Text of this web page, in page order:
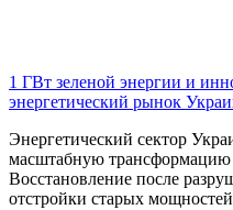
1 ГВт зеленой энергии и
энергетический рынок
Энергетический сектор
масштабную трансформацию
Восстановление после
отстройки старых